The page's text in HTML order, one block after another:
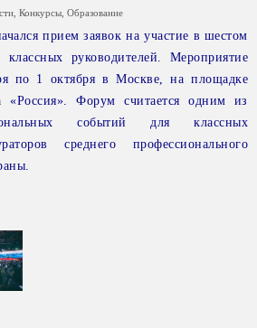
Конкурсы Образование
прием заявок на участие в шестом
классных руководителей. Мероприятие
по 1 октября в Москве, на площадке
«Россия». Форум считается одним из
событий для классных
среднего профессионального